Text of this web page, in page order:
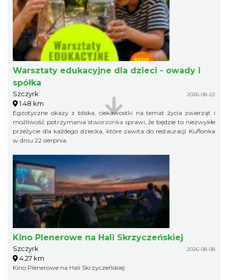
Warsztaty edukacyjne dla dzieci - owady i
spółka
Szczyrk 2026-08-22
1.48 km
Egzotyczne okazy z bliska, ciekawostki na temat życia zwierząt i
możliwość potrzymania stworzonka sprawi, że będzie to niezwykłe
przeżycie dla każdego dziecka, które zawita do restauracji Kuflonka
w dniu 22 sierpnia.
Kino Plenerowe na Hali Skrzyczeńskiej
Szczyrk 2026-08-08
4.27 km
Kino Plenerowe na Hali Skrzyczeńskiej